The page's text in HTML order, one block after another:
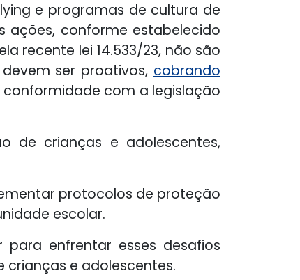
e programas de cultura de
ações, conforme estabelecido
recente lei 14.533/23, não são
ser proativos, cobrando
com a legislação
de crianças e adolescentes,
protocolos de proteção
escolar.
enfrentar esses desafios
e adolescentes.